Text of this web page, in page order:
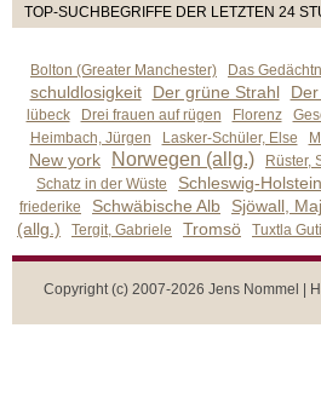
TOP-SUCHBEGRIFFE DER LETZTEN 24
Bolton (Greater Manchester) Das
schuldlosigkeit Der grüne Strahl
lübeck
Drei frauen auf rügen Florenz
Heimbach, Jürgen
Lasker-Schüler, Else
New york
Norwegen (allg.) Rüster,
Schatz in der Wüste
Schleswig-
friederike Schwäbische Alb Sjöwall, Maj
(allg.) Tergit, Gabriele Tromsö Tuxtla
Copyright (c) 2007-2026 Jens Nommel |